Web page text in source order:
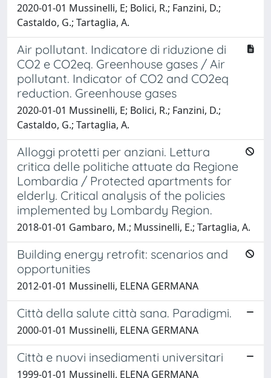
2020-01-01 Mussinelli, E; Bolici, R.; Fanzini, D.;
Castaldo, G.; Tartaglia, A.
Air pollutant. Indicatore di riduzione di
CO2 e CO2eq. Greenhouse gases / Air
pollutant. Indicator of CO2 and CO2eq
reduction. Greenhouse gases
2020-01-01 Mussinelli, E; Bolici, R.; Fanzini, D.;
Castaldo, G.; Tartaglia, A.
Alloggi protetti per anziani. Lettura
critica delle politiche attuate da Regione
Lombardia / Protected apartments for
elderly. Critical analysis of the policies
implemented by Lombardy Region.
2018-01-01 Gambaro, M.; Mussinelli, E.; Tartaglia, A.
Building energy retrofit: scenarios and
opportunities
2012-01-01 Mussinelli, ELENA GERMANA
Città della salute città sana. Paradigmi.
2000-01-01 Mussinelli, ELENA GERMANA
Città e nuovi insediamenti universitari
1999-01-01 Mussinelli, ELENA GERMANA